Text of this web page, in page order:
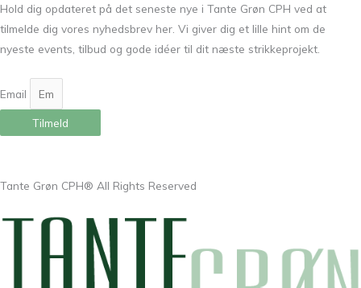
Hold dig opdateret på det seneste nye i Tante Grøn CPH ved at
tilmelde dig vores nyhedsbrev her. Vi giver dig et lille hint om de
nyeste events, tilbud og gode idéer til dit næste strikkeprojekt.
Email
Tilmeld
Tante Grøn CPH® All Rights Reserved